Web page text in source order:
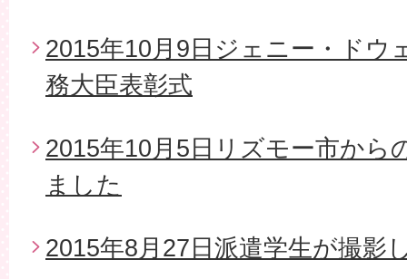
2015年10月9日ジェニー・ドウ
務大臣表彰式
2015年10月5日リズモー市から
ました
2015年8月27日派遣学生が撮影